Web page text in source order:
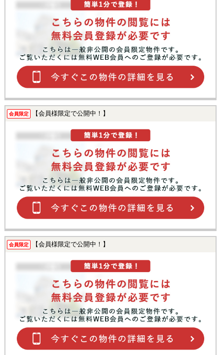
会員限定 【会員様限定で公開中！】
会員限定 【会員様限定で公開中！】